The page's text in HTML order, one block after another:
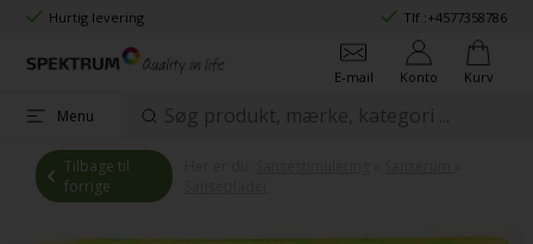
Hurtig levering Tlf.:+4577358786
E-mail Konto Kurv
Menu
Tilbage til
forrige